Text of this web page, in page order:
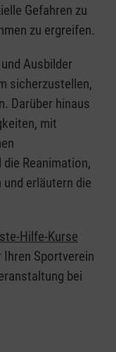
Gefahren zu
zu ergreifen.
Ausbilder
sicherzustellen,
Darüber hinaus
mit
die Reanimation,
und erläutern die
Hilfe-Kurse
Sportverein
bei